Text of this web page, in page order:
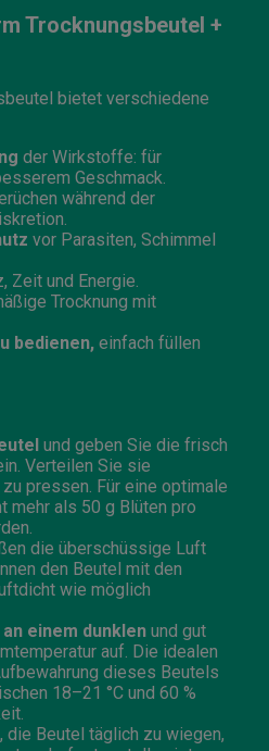
Trocknungsbeutel +
bietet verschiedene
der Wirkstoffe: für
Geschmack.
während der
vor Parasiten, Schimmel
Zeit und Energie.
Trocknung mit
bedienen, einfach füllen
und geben Sie die frisch
Verteilen Sie sie
pressen. Für eine optimale
mehr als 50 g Blüten pro
die überschüssige Luft
den Beutel mit den
wie möglich
einem dunklen und gut
auf. Die idealen
dieses Beutels
18–21 °C und 60 %
die Beutel täglich zu wiegen,